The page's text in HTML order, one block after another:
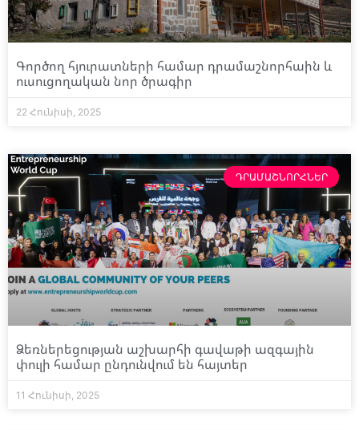
Գործող հյուրատների համար դրամաշնորհաին և
ուսուցողական նոր ծրագիր
22 Հունիսի, 2025
ԴՐԱՄԱՇՆՈՐՀՆԵՐ
Ձեռներեցության աշխարհի գավաթի ազգային
փուլի համար ընդունվում են հայտեր
11 Հունիսի, 2025